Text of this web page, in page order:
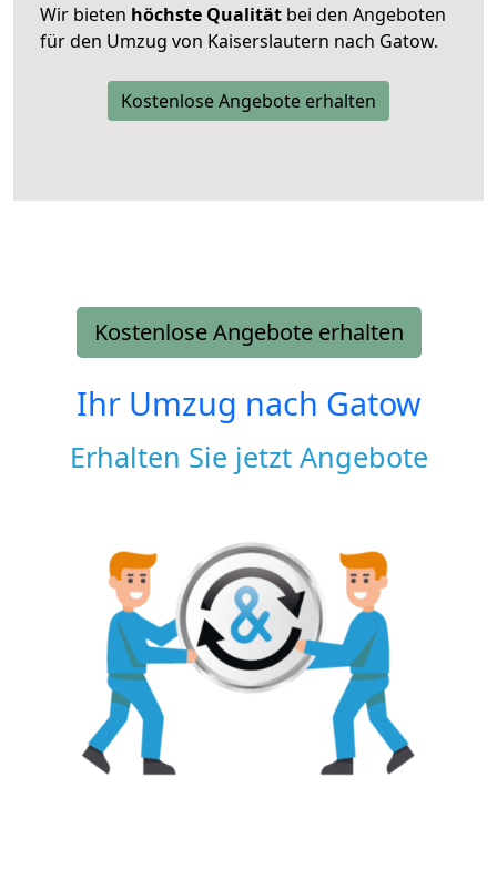
Wir bieten höchste Qualität bei den Angeboten
für den Umzug von Kaiserslautern nach Gatow.
Kostenlose Angebote erhalten
Kostenlose Angebote erhalten
Ihr Umzug nach Gatow
Erhalten Sie jetzt Angebote